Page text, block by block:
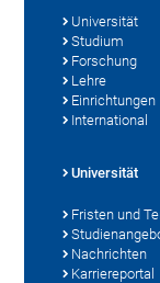
Universität
Studium
Forschung
Lehre
Einrichtungen
International
Universität
Fristen und
Nachrichten
Karriereportal